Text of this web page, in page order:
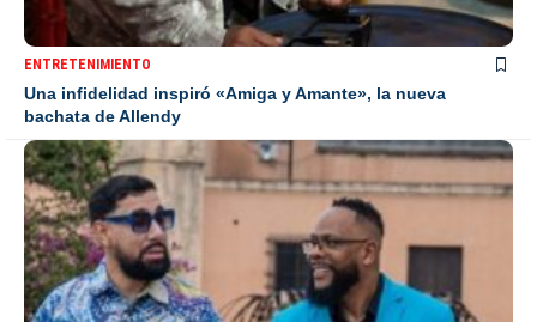
ENTRETENIMIENTO
Una infidelidad inspiró «Amiga y Amante», la nueva
bachata de Allendy